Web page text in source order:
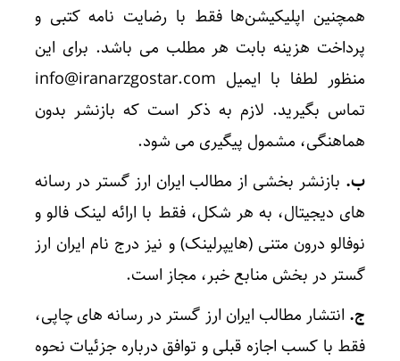
همچنین اپلیکیشن‌ها فقط با رضایت نامه کتبی و
پرداخت هزینه بابت هر مطلب می باشد. برای این
منظور لطفا با ایمیل info@iranarzgostar.com
تماس بگیرید. لازم به ذکر است که بازنشر بدون
هماهنگی، مشمول پیگیری می شود.
ب. بازنشر بخشی از مطالب ایران ارز گستر در رسانه
های دیجیتال، به هر شکل، فقط با ارائه لینک فالو و
نوفالو درون متنی (هایپرلینک) و نیز درج نام ایران ارز
گستر در بخش منابع خبر، مجاز است.
ج. انتشار مطالب ایران ارز گستر در رسانه های چاپی،
فقط با کسب اجازه قبلی و توافق درباره جزئیات نحوه